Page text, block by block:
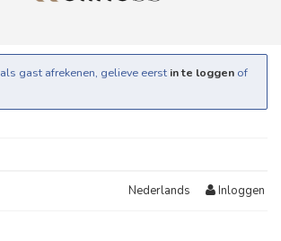
gast afrekenen, gelieve eerst in te loggen of
Nederlands Inloggen